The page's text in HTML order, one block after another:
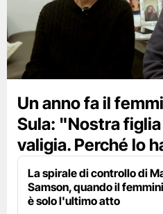
Un anno fa il
Sula: "Nostra
valigia. Perché lo
La spirale di controllo di
Samson, quando il
è solo l'ultimo atto